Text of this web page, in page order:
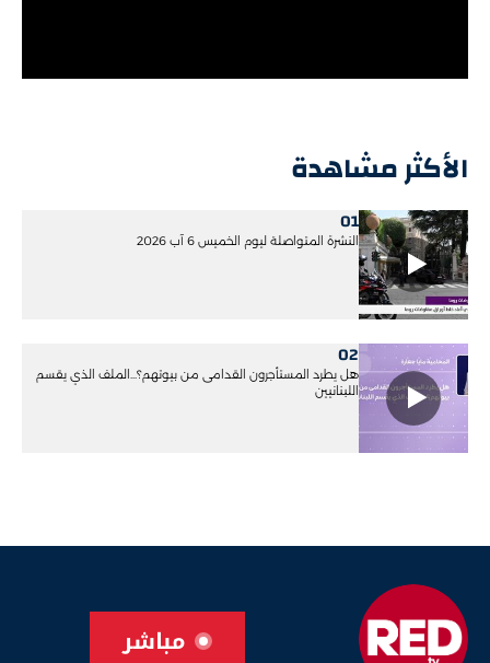
الأكثر مشاهدة
01
النشرة المتواصلة ليوم الخميس 6 آب 2026
02
هل يطرد المستأجرون القدامى من بيوتهم؟...الملف الذي يقسم
اللبنانيين
مباشر